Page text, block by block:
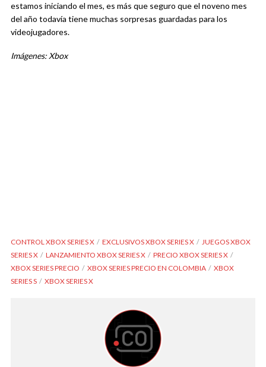
estamos iniciando el mes, es más que seguro que el noveno mes
del año todavía tiene muchas sorpresas guardadas para los
videojugadores.
Imágenes: Xbox
CONTROL XBOX SERIES X EXCLUSIVOS XBOX SERIES X
JUEGOS XBOX
SERIES X
LANZAMIENTO XBOX SERIES X
PRECIO XBOX SERIES X
XBOX SERIES PRECIO
XBOX SERIES PRECIO EN COLOMBIA
XBOX
SERIES S
XBOX SERIES X